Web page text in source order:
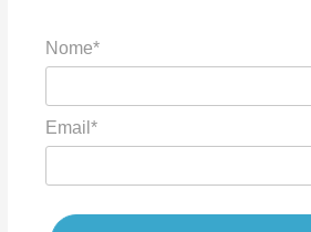
Nome*
Email*